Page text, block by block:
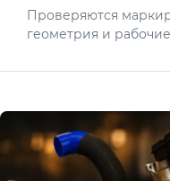
Проверяются
геометрия и